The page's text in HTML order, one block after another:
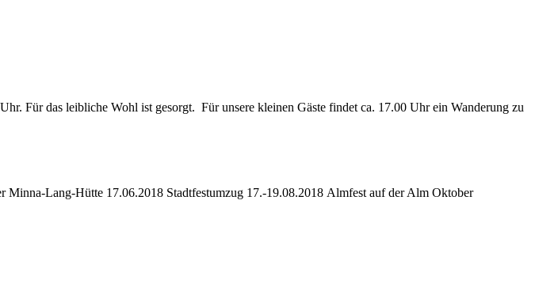
Für das leibliche Wohl ist gesorgt. Für unsere kleinen Gäste findet ca. 17.00 Uhr ein Wanderung zu
Minna-Lang-Hütte 17.06.2018 Stadtfestumzug 17.-19.08.2018 Almfest auf der Alm Oktober